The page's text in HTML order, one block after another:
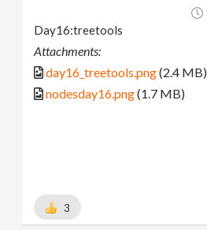
Day16:treetools
Attachments:
day16_treetools.png(2.4 MB)
nodesday16.png(1.7 MB)
3